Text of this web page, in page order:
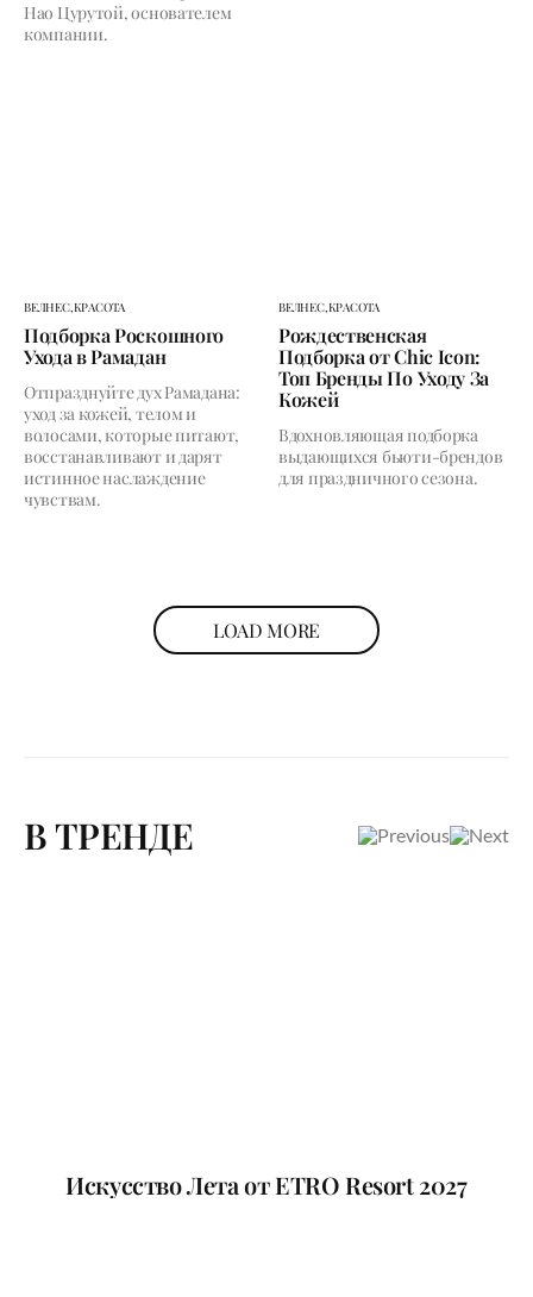
Нао Цурутой, основателем
компании.
ВЕЛНЕС,КРАСОТА
Подборка Роскошного
Ухода в Рамадан
Отпразднуйте дух Рамадана:
уход за кожей, телом и
волосами, которые питают,
восстанавливают и дарят
истинное наслаждение
чувствам.
ВЕЛНЕС,КРАСОТА
Рождественская
Подборка от Chic Icon:
Топ Бренды По Уходу За
Кожей
Вдохновляющая подборка
выдающихся бьюти-брендов
для праздничного сезона.
LOAD MORE
В ТРЕНДЕ
Искусство Лета от ETRO Resort 2027